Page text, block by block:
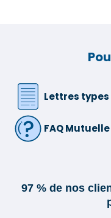
Lettres types
FAQ